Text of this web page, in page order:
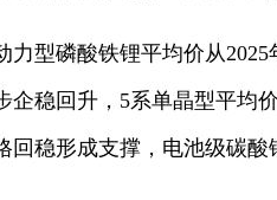
力型磷酸铁锂平均价从
企稳回升，5系单晶型平均
回稳形成支撑，电池级碳